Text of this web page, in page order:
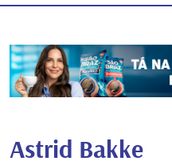
Astrid Bakke